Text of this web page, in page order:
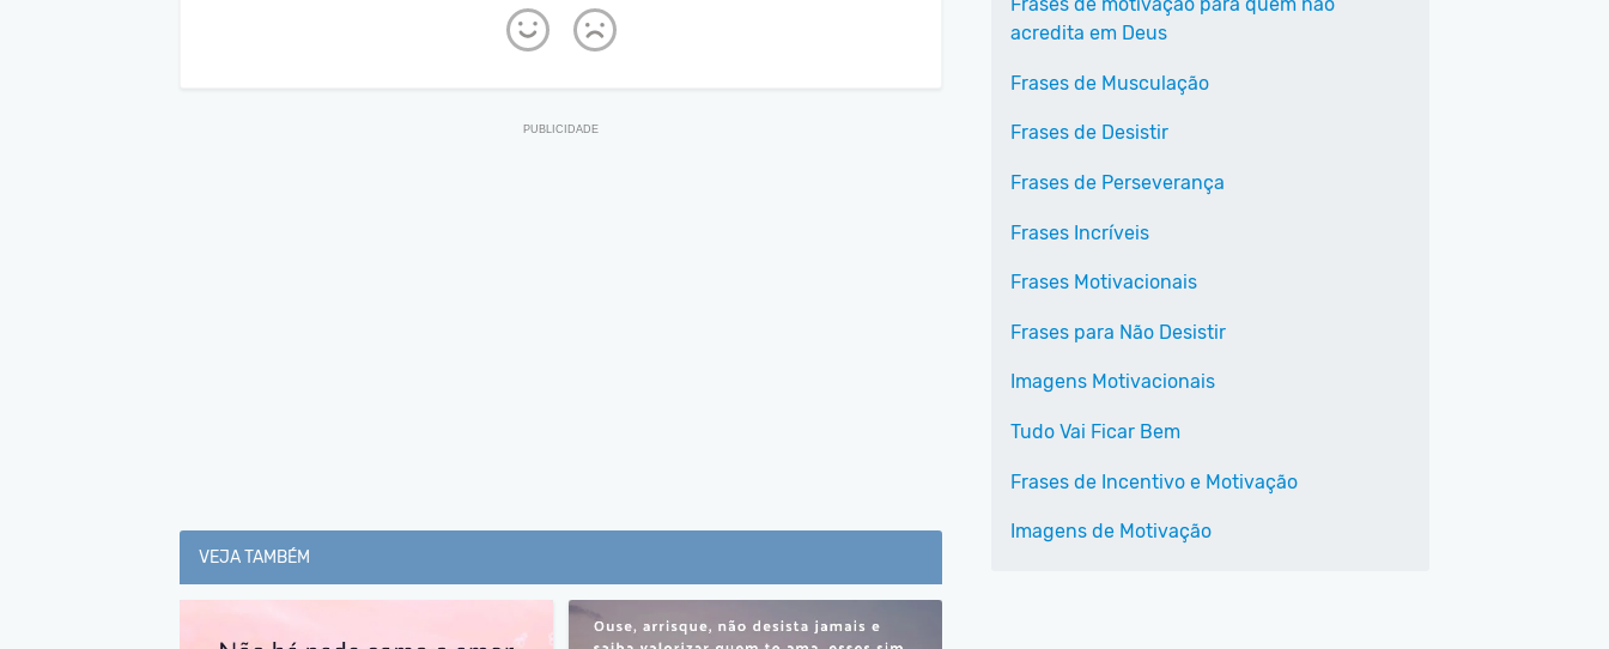
VEJA TAMBÉM
acredita em Deus
Frases de Musculação
Frases de Desistir
Frases de Perseverança
Frases Incríveis
Frases Motivacionais
Frases para Não Desistir
Imagens Motivacionais
Tudo Vai Ficar Bem
Frases de Incentivo e Motivação
Imagens de Motivação